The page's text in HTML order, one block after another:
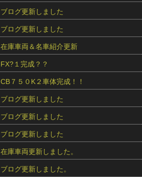
ブログ更新しました
ブログ更新しました
在庫車両＆名車紹介更新
FX?１完成？？
CB７５０K２車体完成！！
ブログ更新しました
ブログ更新しました
ブログ更新しました
在庫車両更新しました。
ブログ更新しました。